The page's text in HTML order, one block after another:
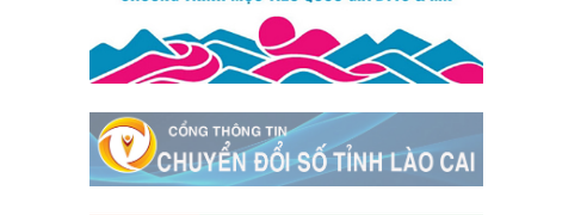
Xã Trịnh Tường
Xã Bản Xèo
Xã Bát Xát
Xã Võ Lao
Xã Khánh Yên
Xã Văn Bàn
Xã Dương Quỳ